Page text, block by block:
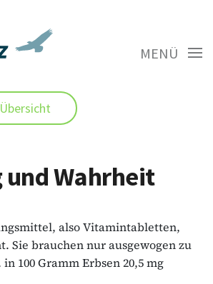
MENÜ
und Wahrheit
also Vitamintabletten,
Sie brauchen nur ausgewogen zu
in 100 Gramm Erbsen 20,5 mg